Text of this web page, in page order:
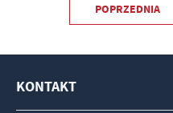
POPRZEDNIA
KONTAKT